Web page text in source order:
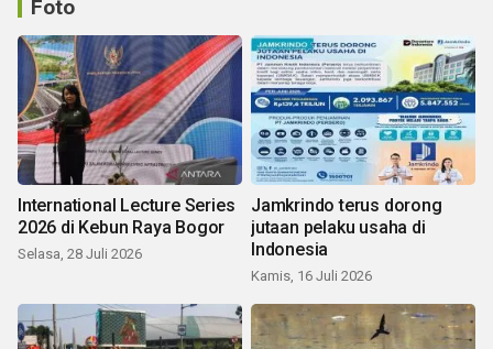
Foto
International Lecture Series
2026 di Kebun Raya Bogor
Selasa, 28 Juli 2026
Jamkrindo terus dorong
jutaan pelaku usaha di
Indonesia
Kamis, 16 Juli 2026